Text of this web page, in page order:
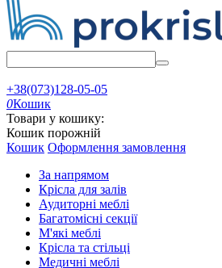
+38(073)128-05-05
0Кошик
Товари у кошику:
Кошик порожній
Кошик Оформлення замовлення
За напрямом
Крісла для залів
Аудиторні меблі
Багатомісні секції
М'які меблі
Крісла та стільці
Медичні меблі